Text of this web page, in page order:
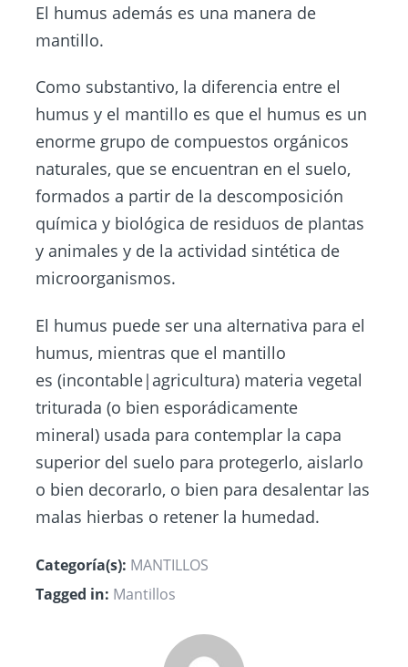
El humus además es una manera de
mantillo.
Como substantivo, la diferencia entre el
humus y el mantillo es que el humus es un
enorme grupo de compuestos orgánicos
naturales, que se encuentran en el suelo,
formados a partir de la descomposición
química y biológica de residuos de plantas
y animales y de la actividad sintética de
microorganismos.
El humus puede ser una alternativa para el
humus, mientras que el mantillo
es (incontable|agricultura) materia vegetal
triturada (o bien esporádicamente
mineral) usada para contemplar la capa
superior del suelo para protegerlo, aislarlo
o bien decorarlo, o bien para desalentar las
malas hierbas o retener la humedad.
Categoría(s): MANTILLOS
Tagged in: Mantillos